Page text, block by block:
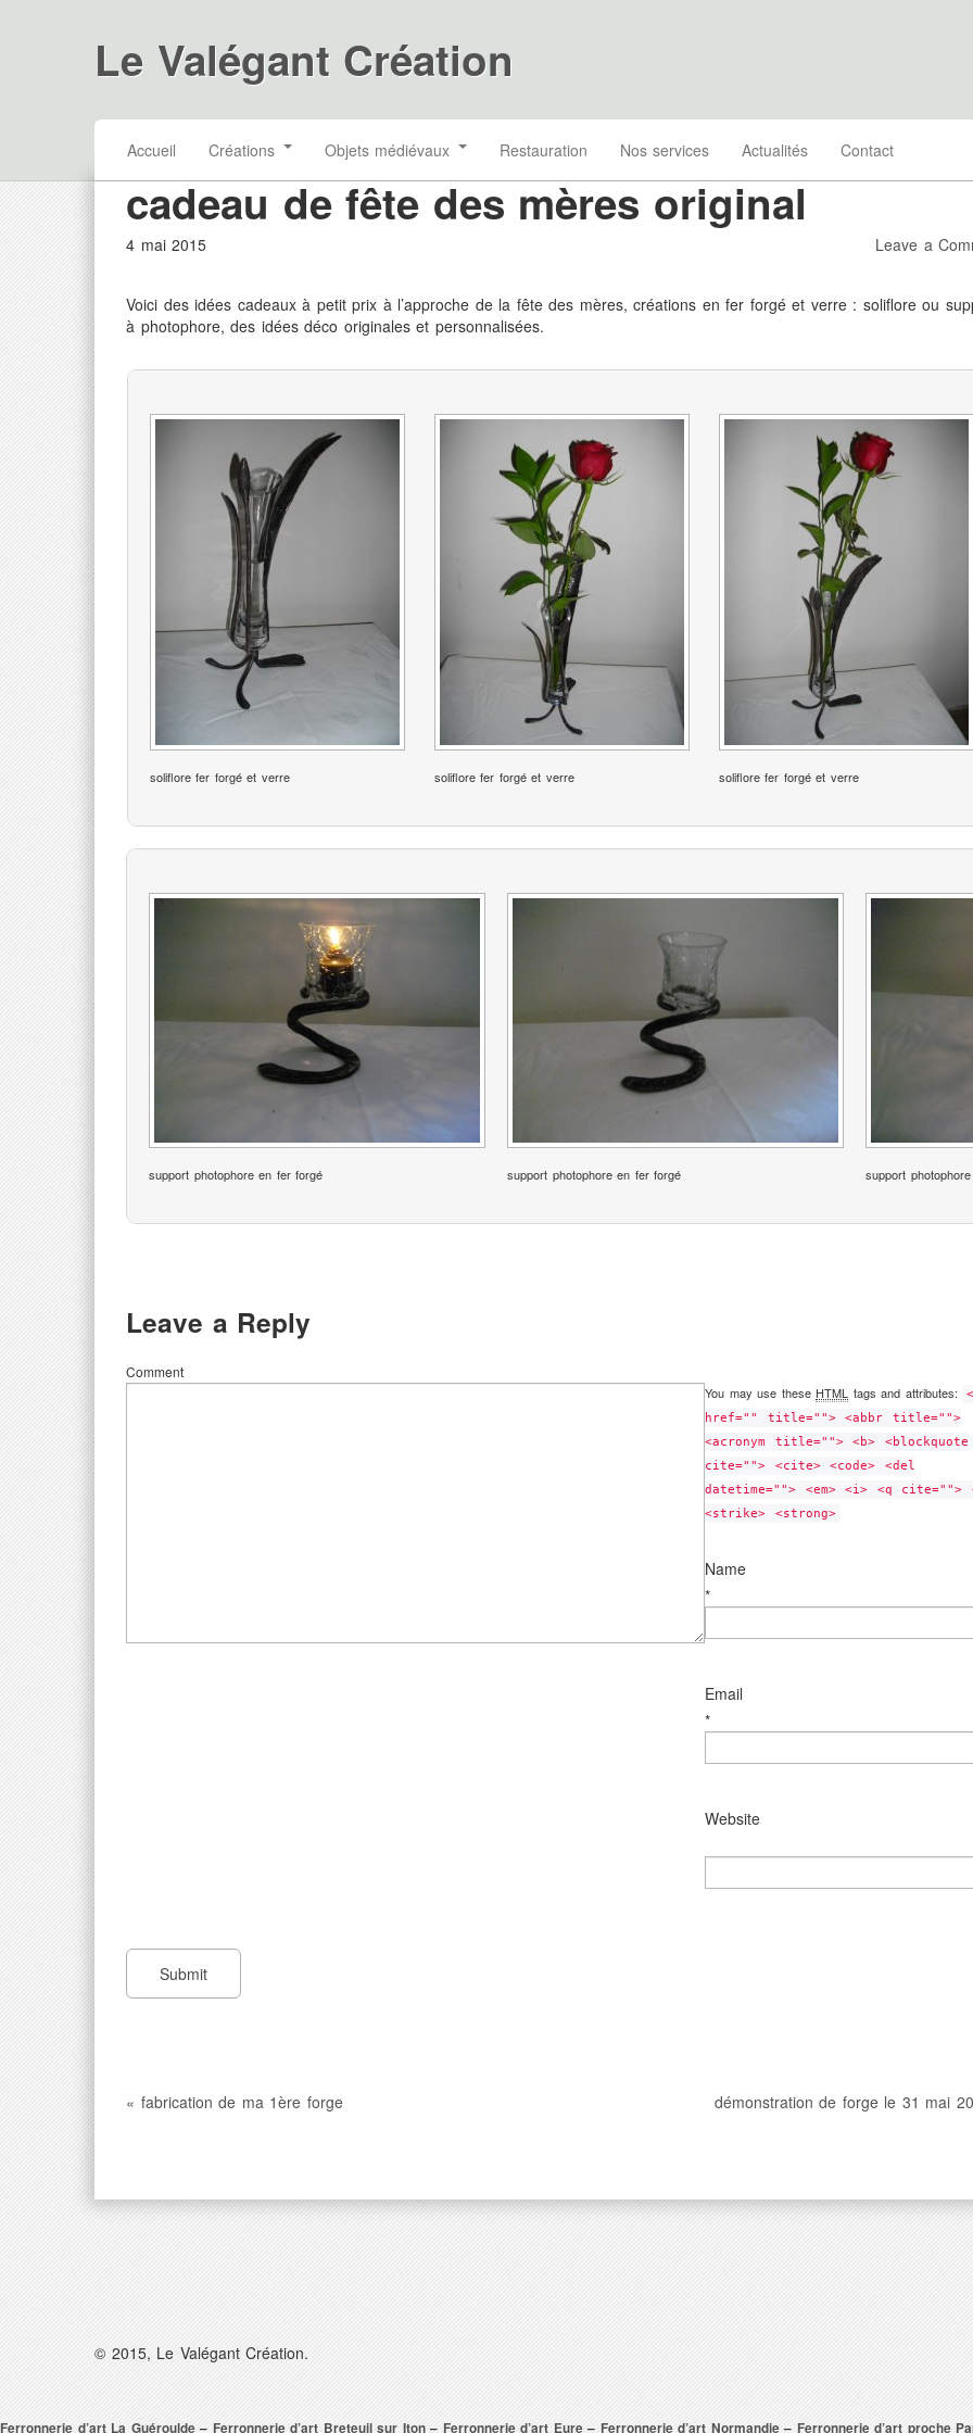
Le Valégant Création
Accueil Créations Objets médiévaux Restauration Nos services Actualités Contact
cadeau de fête des mères original
4 mai 2015 Leave a
Voici des idées cadeaux à petit prix à l’approche de la fête des mères, créations en fer forgé et verre : soliflore ou
à photophore, des idées déco originales et personnalisées.
soliflore fer forgé et verre soliflore fer forgé et verre soliflore fer forgé et verre
support photophore en fer forgé support photophore en fer forgé support
Leave a Reply
Comment
You may use these HTML tags and attributes:
href="" title=""> <abbr title="">
<acronym title=""> <b> <blockquote
cite=""> <cite> <code> <del
datetime=""> <em> <i> <q cite="">
<strike> <strong>
Name
*
Email
*
Website
« fabrication de ma 1ère forge démonstration de forge le 31 mai
© 2015, Le Valégant Création.
Ferronnerie d’art La Guéroulde– Ferronnerie d’art Breteuil sur Iton– Ferronnerie d’art Eure– Ferronnerie d’art Normandie– Ferronnerie d’art proche